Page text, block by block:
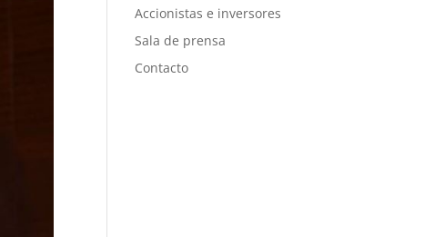
Accionistas e inversores
Sala de prensa
Contacto